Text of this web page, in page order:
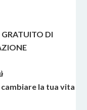
DI
la tua vita